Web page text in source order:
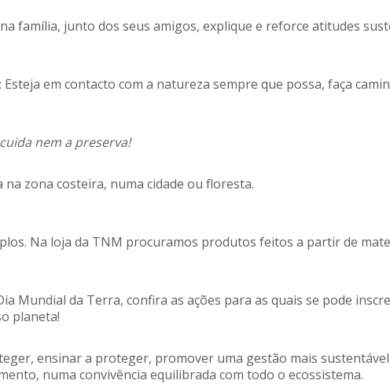
família, junto dos seus amigos, explique e reforce atitudes
em contacto com a natureza sempre que possa, faça
nem a preserva!
zona costeira, numa cidade ou floresta.
Na loja da TNM procuramos produtos feitos a partir de
Mundial da Terra, confira as ações para as quais se pode
planeta!
ensinar a proteger, promover uma gestão mais
numa convivência equilibrada com todo o ecossistema.